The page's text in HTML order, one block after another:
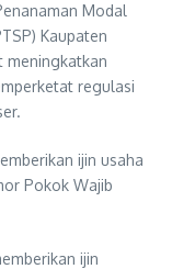
Modal
Kaupaten
meningkatkan
regulasi
ijin usaha
Pokok Wajib
ijin